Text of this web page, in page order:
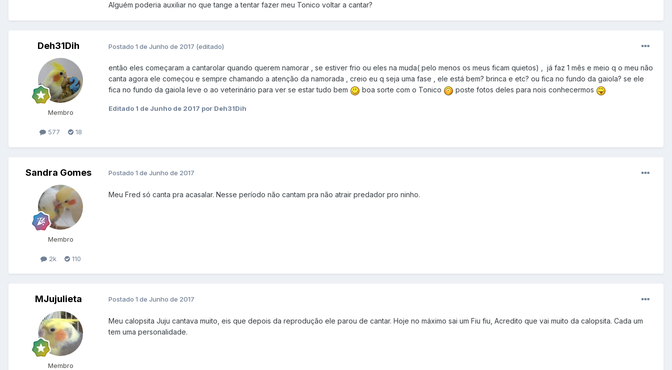
Alguém poderia auxiliar no que tange a tentar fazer meu Tonico voltar a cantar?
Deh31Dih
Membro
577 18
Postado 1 de Junho de 2017 (editado)
então eles começaram a cantarolar quando querem namorar , se estiver frio ou eles na muda( pelo menos os meus ficam quietos) , já faz 1 mês e meio q o meu não
canta agora ele começou e sempre chamando a atenção da namorada , creio eu q seja uma fase , ele está bem? brinca e etc? ou fica no fundo da gaiola? se ele
fica no fundo da gaiola leve o ao veterinário para ver se estar tudo bem
boa sorte com o Tonico poste fotos deles para nois conhecermos
Editado 1 de Junho de 2017 por Deh31Dih
Sandra Gomes
Membro
2k 110
Postado 1 de Junho de 2017
Meu Fred só canta pra acasalar. Nesse período não cantam pra não atrair predador pro ninho.
MJujulieta
Membro
Postado 1 de Junho de 2017
Meu calopsita Juju cantava muito, eis que depois da reprodução ele parou de cantar. Hoje no máximo sai um Fiu fiu, Acredito que vai muito da calopsita. Cada um
tem uma personalidade.